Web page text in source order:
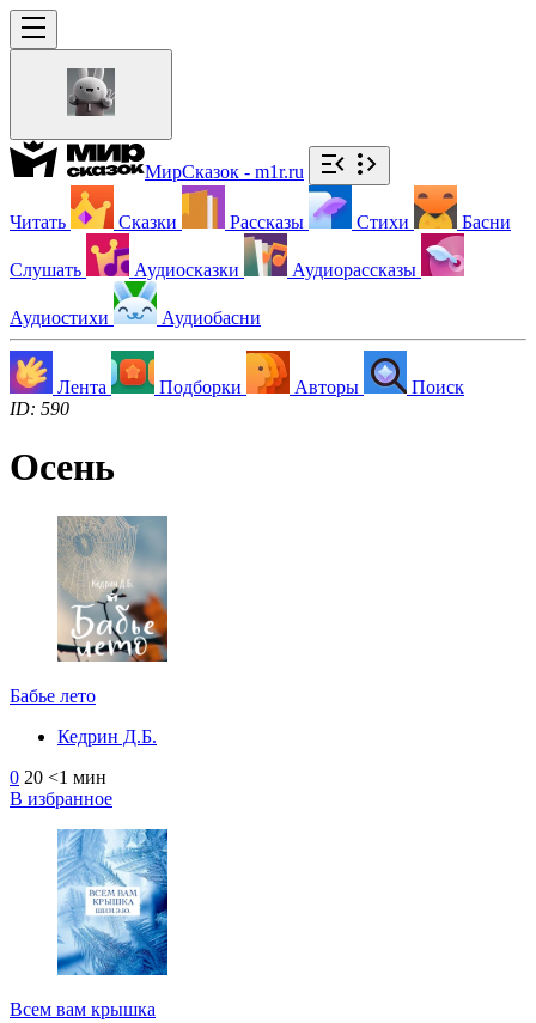
МирСказок - m1r.ru
Читать Сказки Рассказы Стихи Басни
Слушать Аудиосказки Аудиорассказы
Аудиостихи Аудиобасни
Лента Подборки Авторы
Поиск
ID: 590
Осень
Бабье лето
Кедрин Д.Б.
0 20 <1 мин
В избранное
Всем вам крышка